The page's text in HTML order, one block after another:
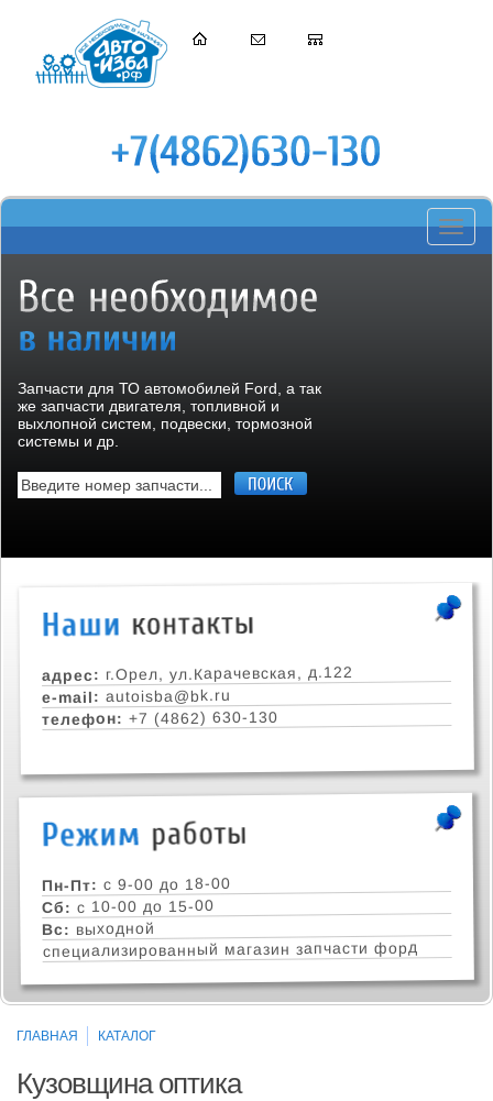
Toggle
Запчасти для ТО автомобилей Ford, а так
же запчасти двигателя, топливной и
выхлопной систем, подвески, тормозной
системы и др.
адрес: г.Орел, ул.Карачевская, д.122
e-mail: autoisba@bk.ru
телефон: +7 (4862) 630-130
Пн-Пт: с 9-00 до 18-00
Сб: с 10-00 до 15-00
Вс: выходной
специализированный магазин запчасти форд
ГЛАВНАЯ КАТАЛОГ
Кузовщина оптика